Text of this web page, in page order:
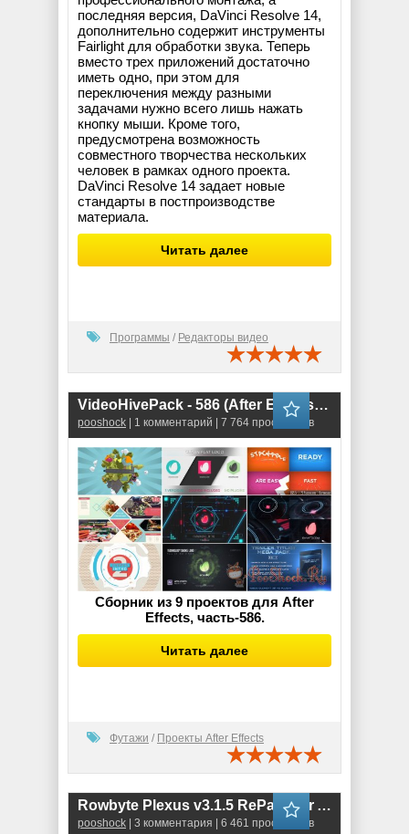
последняя версия, DaVinci Resolve 14,
дополнительно содержит инструменты
Fairlight для обработки звука. Теперь
вместо трех приложений достаточно
иметь одно, при этом для
переключения между разными
задачами нужно всего лишь нажать
кнопку мыши. Кроме того,
предусмотрена возможность
совместного творчества нескольких
человек в рамках одного проекта.
DaVinci Resolve 14 задает новые
стандарты в постпроизводстве
материала.
Читать далее
Программы / Редакторы видео
VideoHivePack - 586 (After Effects Projects Pack)
pooshock | 1 комментарий | 7 764 просмотров
Сборник из 9 проектов для After
Effects, часть-586.
Читать далее
Футажи / Проекты After Effects
Rowbyte Plexus v3.1.5 RePack for After Effects
pooshock | 3 комментария | 6 461 просмотров